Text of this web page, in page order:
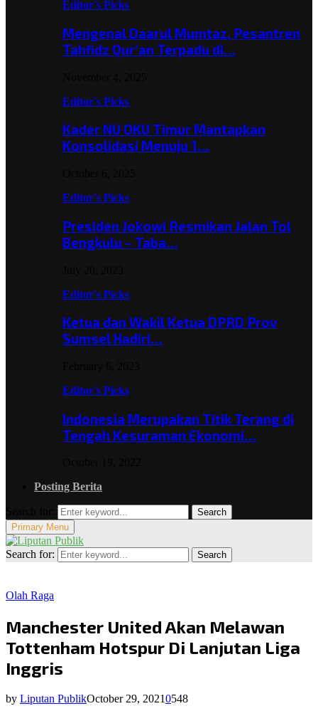
Editor's Picks
Mengenal Daarul Mumtaz, Pesantren
Tahfidz Qur’an Terpadu di…
Editor's Picks
Kader NU OKU Timur Mantapkan
Konsolidasi Menuju 1…
Editor's Picks
Presiden Jokowi Resmikan Jalan Tol
Bengkulu – Taba…
Editor's Picks
Ketua dan Wakil Ketua DPRD Prov
Sumsel Hadiri…
Editor's Picks
Indonesia Merupakan Titik Terang di
Tengah Kesuraman Ekonomi…
Posting Berita
Search
Primary Menu
Search for: Search
Olah Raga
Manchester United Akan Melawan
Tottenham Hotspur Di Lanjutan Liga
Inggris
by Liputan PublikOctober 29, 20210548